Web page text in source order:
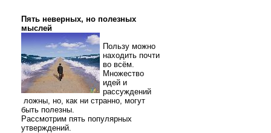
Пять неверных, но полезных
мыслей
Пользу можно
находить почти
во всём.
Множество
идей и
рассуждений
ложны, но, как ни странно, могут
быть полезны.
Рассмотрим пять популярных
утверждений.